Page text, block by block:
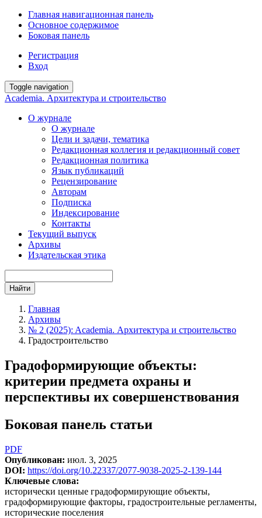
Главная навигационная панель
Основное содержимое
Боковая панель
Регистрация
Вход
Toggle navigation
Academia. Архитектура и строительство
О журнале
О журнале
Цели и задачи, тематика
Редакционная коллегия и редакционный совет
Редакционная политика
Язык публикаций
Рецензирование
Авторам
Подписка
Индексирование
Контакты
Текущий выпуск
Архивы
Издательская этика
Найти
Главная
Архивы
№ 2 (2025): Academia. Архитектура и строительство
Градостроительство
Градоформирующие объекты:
критерии предмета охраны и
перспективы их совершенствования
Боковая панель статьи
PDF
Опубликован: июл. 3, 2025
DOI: https://doi.org/10.22337/2077-9038-2025-2-139-144
Ключевые слова:
исторически ценные градоформирующие объекты,
градоформирующие факторы, градостроительные регламенты,
исторические поселения